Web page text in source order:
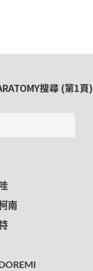
搜尋 (第1頁)
南